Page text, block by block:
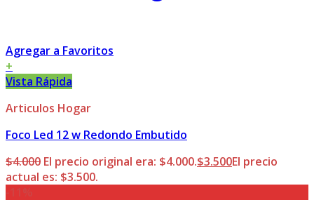
Agregar a Favoritos
+
Vista Rápida
Articulos Hogar
Foco Led 12 w Redondo Embutido
$4.000 El precio original era: $4.000.$3.500El precio
actual es: $3.500.